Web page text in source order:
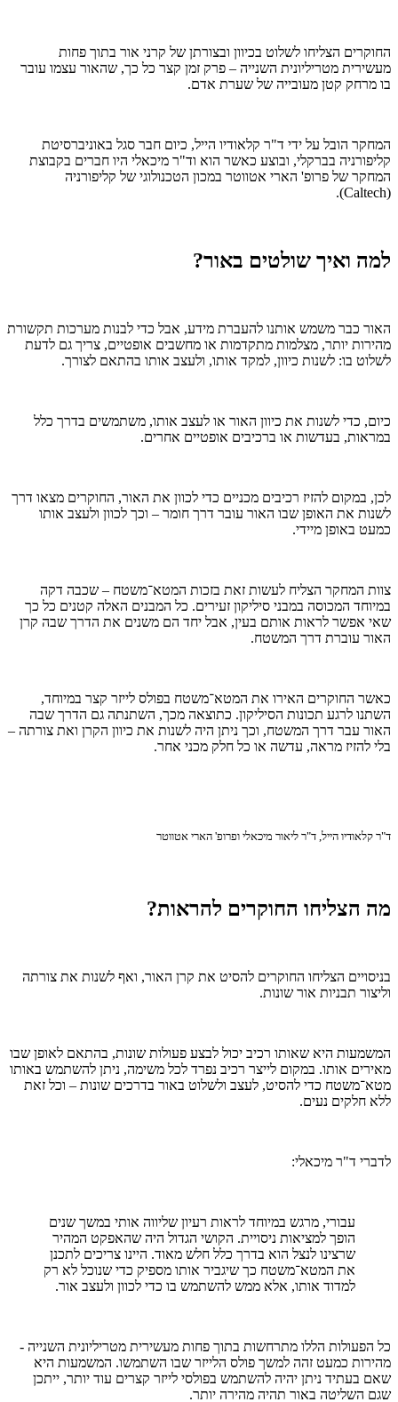
החוקרים הצליחו לשלוט בכיוון ובצורתן של קרני אור בתוך פחות
מעשירית מטריליונית השנייה – פרק זמן קצר כל כך, שהאור עצמו עובר
בו מרחק קטן מעובייה של שערת אדם.
המחקר הובל על ידי ד"ר קלאודיו הייל, כיום חבר סגל באוניברסיטת
קליפורניה בברקלי, ובוצע כאשר הוא וד"ר מיכאלי היו חברים בקבוצת
המחקר של פרופ' הארי אטווטר במכון הטכנולוגי של קליפורניה
(Caltech).
למה ואיך שולטים באור?
האור כבר משמש אותנו להעברת מידע, אבל כדי לבנות מערכות תקשורת
מהירות יותר, מצלמות מתקדמות או מחשבים אופטיים, צריך גם לדעת
לשלוט בו: לשנות כיוון, למקד אותו, ולעצב אותו בהתאם לצורך.
כיום, כדי לשנות את כיוון האור או לעצב אותו, משתמשים בדרך כלל
במראות, בעדשות או ברכיבים אופטיים אחרים.
לכן, במקום להזיז רכיבים מכניים כדי לכוון את האור, החוקרים מצאו דרך
לשנות את האופן שבו האור עובר דרך חומר – וכך לכוון ולעצב אותו
כמעט באופן מיידי.
צוות המחקר הצליח לעשות זאת בזכות המטא־משטח – שכבה דקה
במיוחד המכוסה במבני סיליקון זעירים. כל המבנים האלה קטנים כל כך
שאי אפשר לראות אותם בעין, אבל יחד הם משנים את הדרך שבה קרן
האור עוברת דרך המשטח.
כאשר החוקרים האירו את המטא־משטח בפולס לייזר קצר במיוחד,
השתנו לרגע תכונות הסיליקון. כתוצאה מכך, השתנתה גם הדרך שבה
האור עבר דרך המשטח, וכך ניתן היה לשנות את כיוון הקרן ואת צורתה –
בלי להזיז מראה, עדשה או כל חלק מכני אחר.
ד"ר קלאודיו הייל, ד"ר ליאור מיכאלי ופרופ' הארי אטווטר
מה הצליחו החוקרים להראות?
בניסויים הצליחו החוקרים להסיט את קרן האור, ואף לשנות את צורתה
וליצור תבניות אור שונות.
המשמעות היא שאותו רכיב יכול לבצע פעולות שונות, בהתאם לאופן שבו
מאירים אותו. במקום לייצר רכיב נפרד לכל משימה, ניתן להשתמש באותו
מטא־משטח כדי להסיט, לעצב ולשלוט באור בדרכים שונות – וכל זאת
ללא חלקים נעים.
לדברי ד"ר מיכאלי:
עבורי, מרגש במיוחד לראות רעיון שליווה אותי במשך שנים
הופך למציאות ניסויית. הקושי הגדול היה שהאפקט המהיר
שרצינו לנצל הוא בדרך כלל חלש מאוד. היינו צריכים לתכנן
את המטא־משטח כך שיגביר אותו מספיק כדי שנוכל לא רק
למדוד אותו, אלא ממש להשתמש בו כדי לכוון ולעצב אור.
כל הפעולות הללו מתרחשות בתוך פחות מעשירית מטריליונית השנייה -
מהירות כמעט זהה למשך פולס הלייזר שבו השתמשו. המשמעות היא
שאם בעתיד ניתן יהיה להשתמש בפולסי לייזר קצרים עוד יותר, ייתכן
שגם השליטה באור תהיה מהירה יותר.